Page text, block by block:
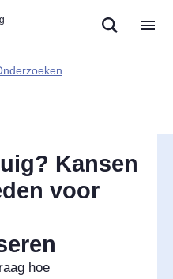
Kansen
voor
hoe